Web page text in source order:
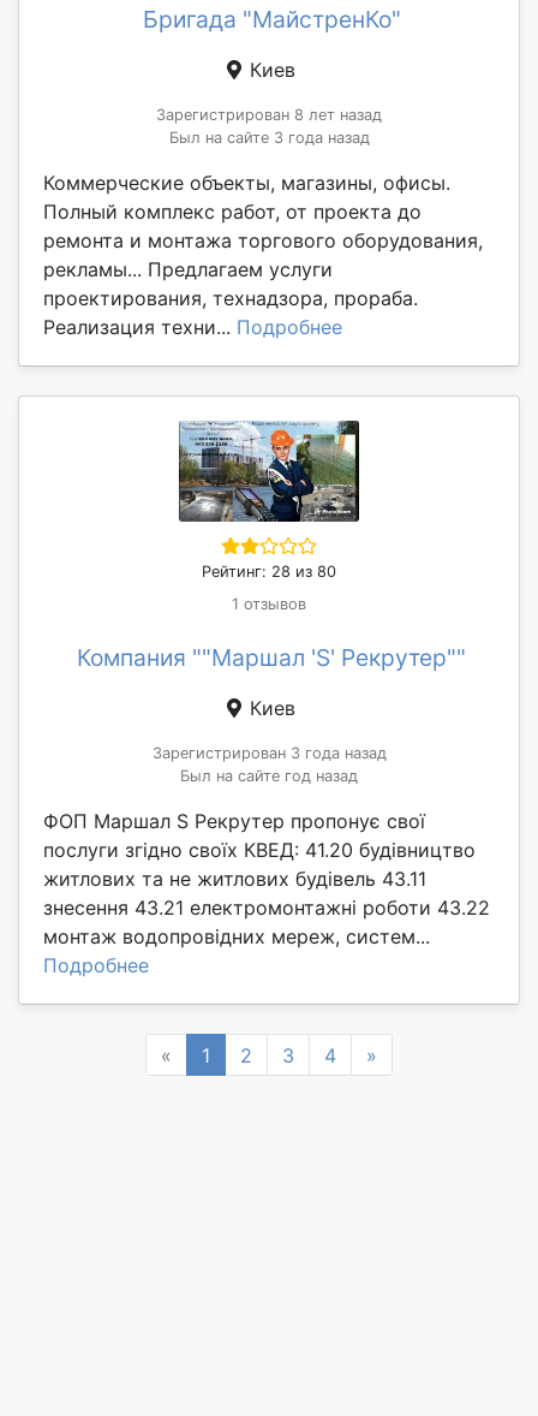
Бригада "МайстренКо"
Киев
Зарегистрирован 8 лет назад
Был на сайте 3 года назад
Коммерческие объекты, магазины, офисы.
Полный комплекс работ, от проекта до
ремонта и монтажа торгового оборудования,
рекламы... Предлагаем услуги
проектирования, технадзора, прораба.
Реализация техни... Подробнее
Рейтинг: 28 из 80
1 отзывов
Компания ""Маршал 'S' Рекрутер""
Киев
Зарегистрирован 3 года назад
Был на сайте год назад
ФОП Маршал S Рекрутер пропонує свої
послуги згідно своїх КВЕД: 41.20 будівництво
житлових та не житлових будівель 43.11
знесення 43.21 електромонтажні роботи 43.22
монтаж водопровідних мереж, систем...
Подробнее
« Previous
1 2 3 4 »